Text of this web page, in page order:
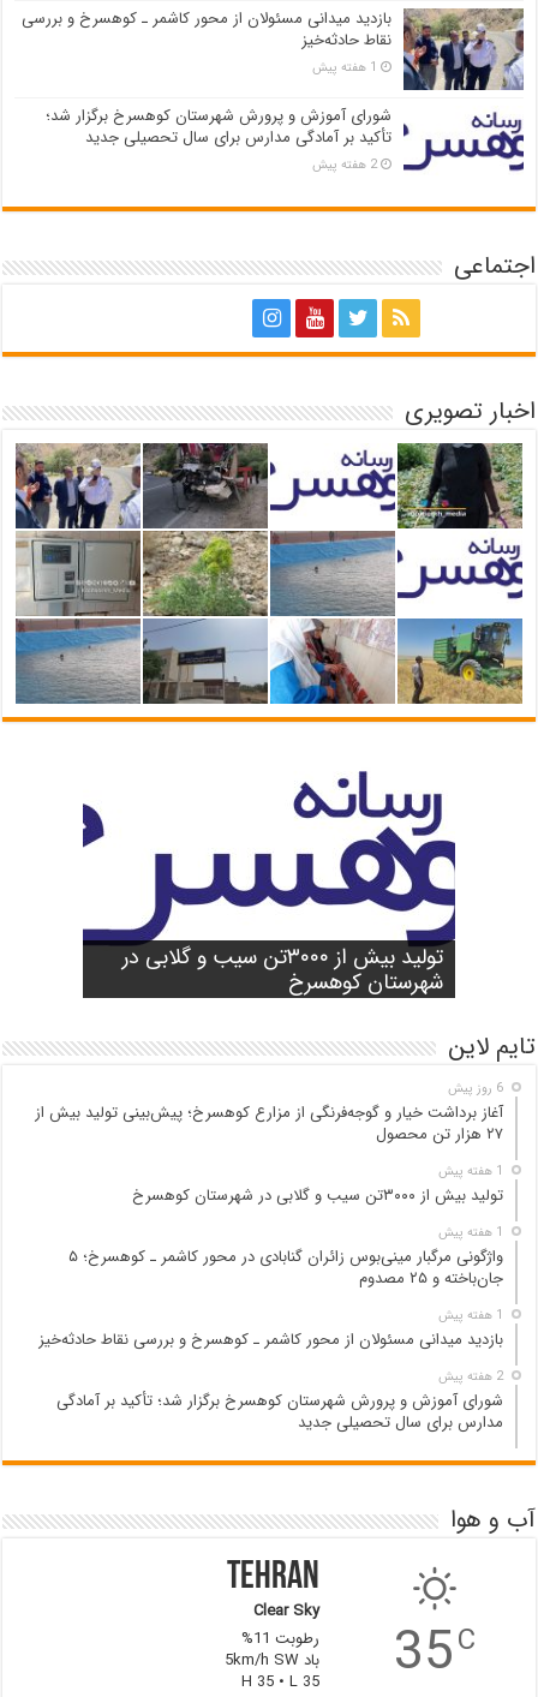
بازدید میدانی مسئولان از محور کاشمر ـ کوهسرخ و بررسی
نقاط حادثه‌خیز
1 هفته پیش
شورای آموزش و پرورش شهرستان کوهسرخ برگزار شد؛
تأکید بر آمادگی مدارس برای سال تحصیلی جدید
2 هفته پیش
اجتماعی
اخبار تصویری
آغاز برداشت خیار و گوجه‌فرنگی از مزارع
کوهسرخ؛ پیش‌بینی تولید بیش از ۲۷ هزار
تن محصول
تولید بیش از ۳۰۰۰تن سیب و گلابی در
شهرستان کوهسرخ
واژگونی مرگبار مینی‌بوس زائران گنابادی
در محور کاشمر ـ کوهسرخ؛ ۵ جان‌باخته و
۲۵ مصدوم
بازدید میدانی مسئولان از محور کاشمر ـ
کوهسرخ و بررسی نقاط حادثه‌خیز
شورای آموزش و پرورش شهرستان
کوهسرخ برگزار شد؛ تأکید بر آمادگی
مدارس برای سال تحصیلی جدید
تایم لاین
6 روز پیش
آغاز برداشت خیار و گوجه‌فرنگی از مزارع کوهسرخ؛ پیش‌بینی تولید بیش از
۲۷ هزار تن محصول
1 هفته پیش
تولید بیش از ۳۰۰۰تن سیب و گلابی در شهرستان کوهسرخ
1 هفته پیش
واژگونی مرگبار مینی‌بوس زائران گنابادی در محور کاشمر ـ کوهسرخ؛ ۵
جان‌باخته و ۲۵ مصدوم
1 هفته پیش
بازدید میدانی مسئولان از محور کاشمر ـ کوهسرخ و بررسی نقاط حادثه‌خیز
2 هفته پیش
شورای آموزش و پرورش شهرستان کوهسرخ برگزار شد؛ تأکید بر آمادگی
مدارس برای سال تحصیلی جدید
آب و هوا
35C
Tehran
Clear Sky
رطوبت 11%
باد 5km/h SW
H 35 • L 35